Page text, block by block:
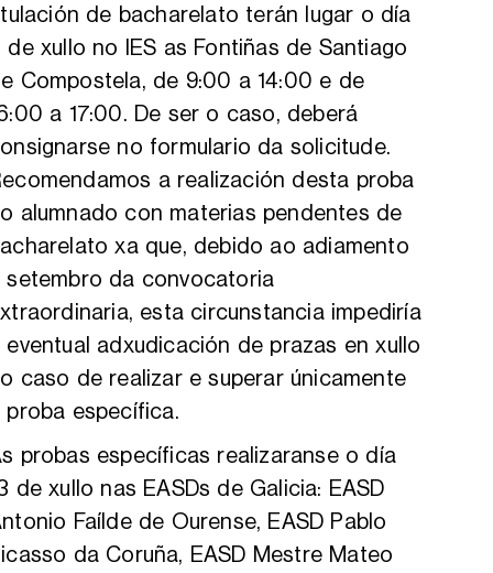
de bacharelato terán lugar o día
de xullo no IES as Fontiñas de Santiago
Compostela, de 9:00 a 14:00 e de
a 17:00. De ser o caso, deberá
no formulario da solicitude.
a realización desta proba
alumnado con materias pendentes de
xa que, debido ao adiamento
setembro da convocatoria
esta circunstancia impediría
eventual adxudicación de prazas en xullo
caso de realizar e superar únicamente
proba específica.
probas específicas realizaranse o día
de xullo nas EASDs de Galicia: EASD
Faílde de Ourense, EASD Pablo
da Coruña, EASD Mestre Mateo